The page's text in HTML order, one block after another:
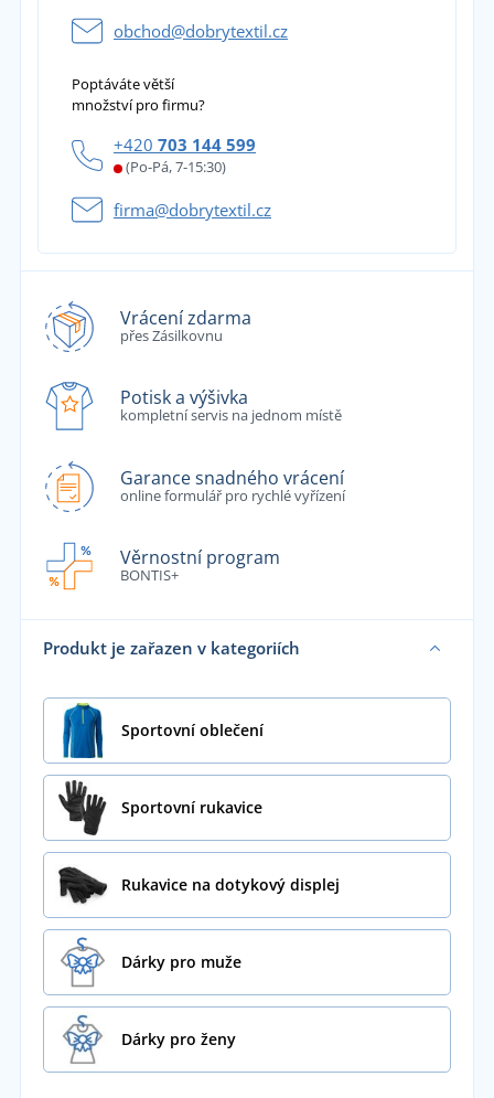
obchod@dobrytextil.cz
Poptáváte větší
množství pro firmu?
+420 703 144 599
(Po-Pá, 7-15:30)
firma@dobrytextil.cz
Vrácení zdarma
přes Zásilkovnu
Potisk a výšivka
kompletní servis na jednom místě
Garance snadného vrácení
online formulář pro rychlé vyřízení
Věrnostní program
BONTIS+
Produkt je zařazen v kategoriích
Sportovní oblečení
Sportovní rukavice
Rukavice na dotykový displej
Dárky pro muže
Dárky pro ženy